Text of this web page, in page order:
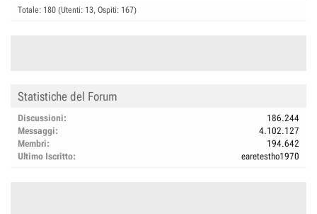
Totale: 180 (Utenti: 13, Ospiti: 167)
Statistiche del Forum
Discussioni
186.244
Messaggi
4.102.127
Membri
194.642
Ultimo Iscritto
earetestho1970